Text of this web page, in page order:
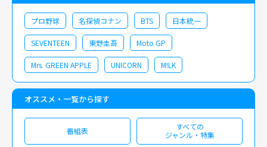
プロ野球 名探偵コナン BTS 日本統一
SEVENTEEN 東野圭吾 Moto GP
Mrs. GREEN APPLE UNICORN M!LK
オススメ・一覧から探す
番組表
すべての
ジャンル・特集